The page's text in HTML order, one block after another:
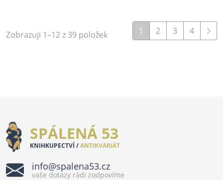
Zobrazuji 1–12 z 39 položek 1 2 3 4
SPÁLENÁ 53
KNIHKUPECTVÍ /ANTIKVARIÁT
info@spalena53.cz
vaše dotazy rádi zodpovíme